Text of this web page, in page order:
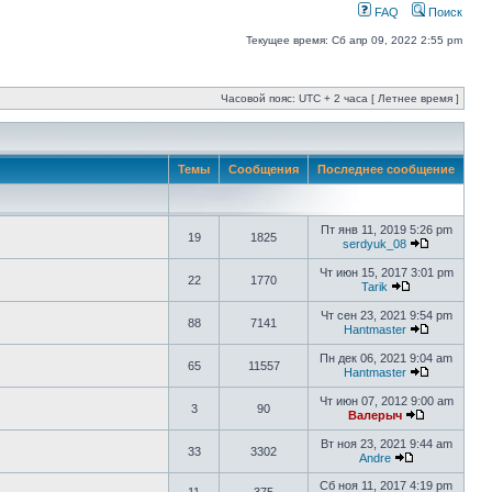
FAQ Поиск
Текущее время: Сб апр 09, 2022 2:55 pm
Часовой пояс: UTC + 2 часа [ Летнее время ]
Темы Сообщения Последнее сообщение
19 1825
Пт янв 11, 2019 5:26 pm
serdyuk_08
22 1770
Чт июн 15, 2017 3:01 pm
Tarik
88 7141
Чт сен 23, 2021 9:54 pm
Hantmaster
65 11557
Пн дек 06, 2021 9:04 am
Hantmaster
3 90
Чт июн 07, 2012 9:00 am
Валерыч
33 3302
Вт ноя 23, 2021 9:44 am
Andre
Сб ноя 11, 2017 4:19 pm